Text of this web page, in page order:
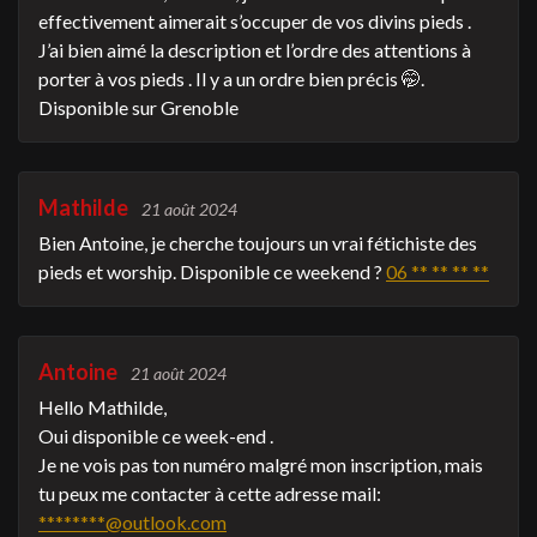
effectivement aimerait s’occuper de vos divins pieds .
J’ai bien aimé la description et l’ordre des attentions à
porter à vos pieds . Il y a un ordre bien précis 🤭.
Disponible sur Grenoble
Mathilde 21 août 2024
Bien Antoine, je cherche toujours un vrai fétichiste des
pieds et worship. Disponible ce weekend ? 06 ** ** ** **
Antoine 21 août 2024
Hello Mathilde,
Oui disponible ce week-end .
Je ne vois pas ton numéro malgré mon inscription, mais
tu peux me contacter à cette adresse mail:
********@outlook.com